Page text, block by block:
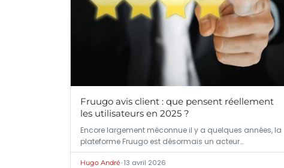
Fruugo avis client : que pensent réellement
les utilisateurs en 2025 ?
Encore largement méconnue il y a quelques années, la
plateforme Fruugo est désormais un acteur…
Hugo André•13 avril 2026